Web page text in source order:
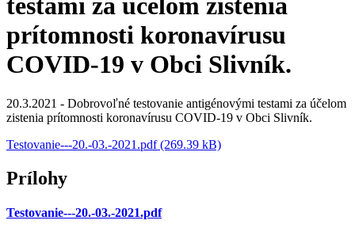
testami za účelom zistenia
prítomnosti koronavírusu
COVID-19 v Obci Slivník.
20.3.2021 - Dobrovoľné testovanie antigénovými testami za účelom
zistenia prítomnosti koronavírusu COVID-19 v Obci Slivník.
Testovanie---20.-03.-2021.pdf (269.39 kB)
Prílohy
Testovanie---20.-03.-2021.pdf